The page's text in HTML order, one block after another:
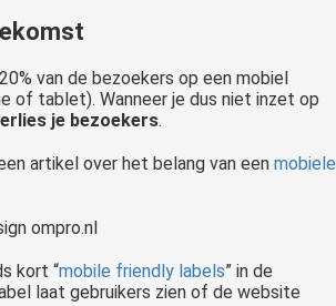
van de bezoekers op een mobiel
of tablet). Wanneer je dus niet inzet op
je bezoekers.
artikel over het belang van een mobiele
kort “mobile friendly labels” in de
laat gebruikers zien of de website